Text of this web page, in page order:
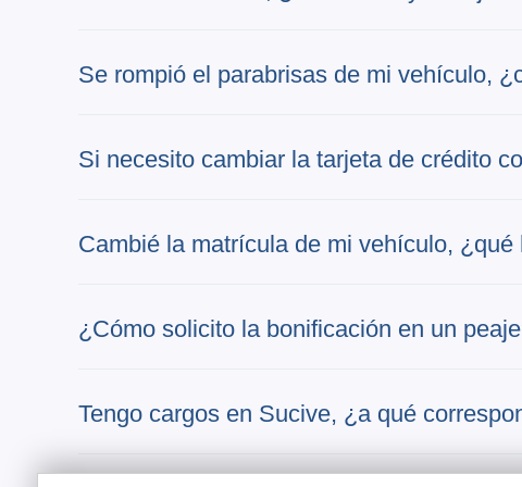
Se rompió el parabrisas de mi vehículo,
Si necesito cambiar la tarjeta de crédito
Cambié la matrícula de mi vehículo, ¿qué
¿Cómo solicito la bonificación en un
Tengo cargos en Sucive, ¿a qué